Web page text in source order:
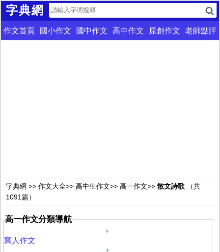
字典網
作文首頁 國小作文 國中作文 高中作文 原創作文 老師點評
字典網 >> 作文大全>> 高中生作文>> 高一作文>> 散文詩歌 （共
1091篇）
高一作文分類導航
寫人作文